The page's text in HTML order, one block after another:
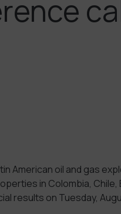
American oil and gas
in Colombia, Chile,
results on Tuesday,